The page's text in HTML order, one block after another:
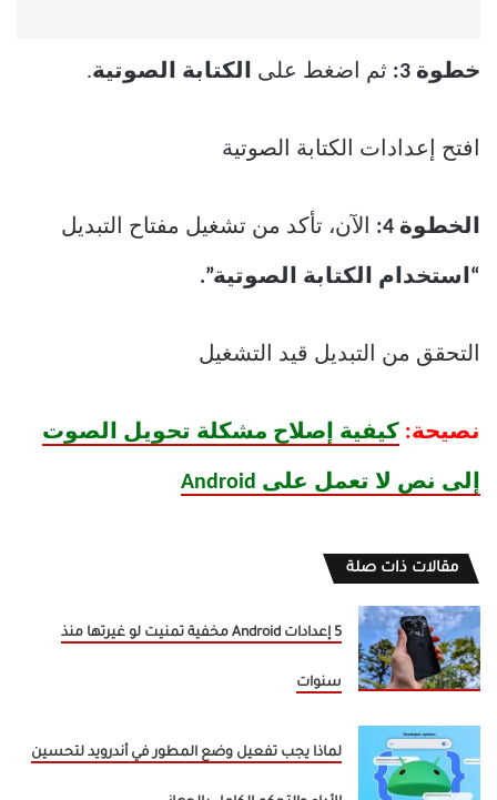
خطوة 3: ثم اضغط على الكتابة الصوتية.
افتح إعدادات الكتابة الصوتية
الخطوة 4: الآن، تأكد من تشغيل مفتاح التبديل
“استخدام الكتابة الصوتية”.
التحقق من التبديل قيد التشغيل
نصيحة: كيفية إصلاح مشكلة تحويل الصوت
إلى نص لا تعمل على Android
مقالات ذات صلة
5 إعدادات Android مخفية تمنيت لو غيرتها منذ
سنوات
لماذا يجب تفعيل وضع المطور في أندرويد لتحسين